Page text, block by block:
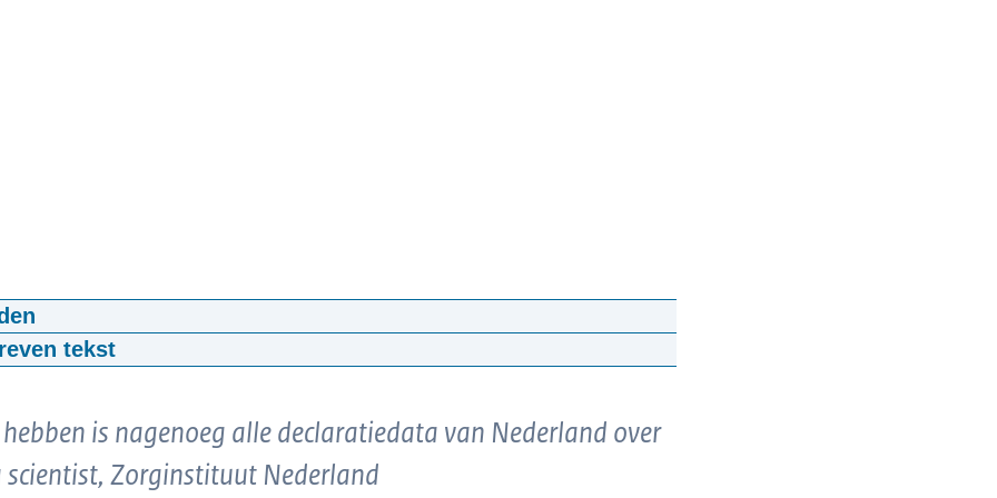
Zorginstituut - Data
mp4523,3 MB
tekst
Flaes]
is nagenoeg alle declaratiedata van Nederland over
Zorginstituut Nederland